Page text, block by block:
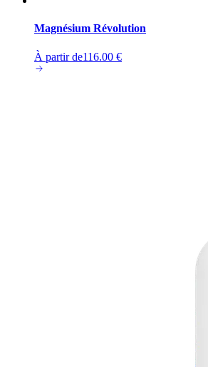
Magnésium Révolution
À partir de116.00 €